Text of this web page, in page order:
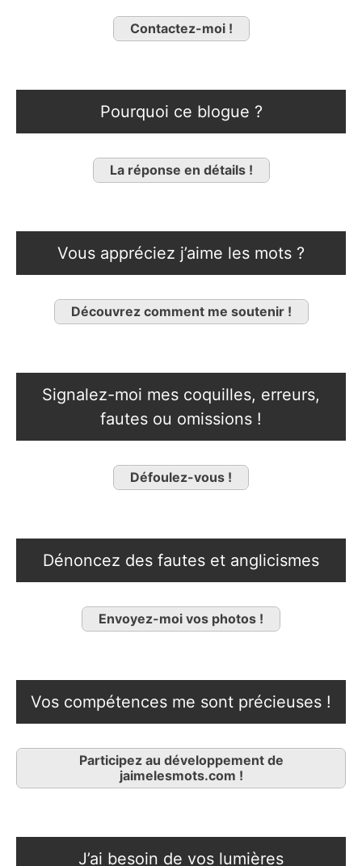
Contactez-moi !
Pourquoi ce blogue ?
La réponse en détails !
Vous appréciez j’aime les mots ?
Découvrez comment me soutenir !
Signalez-moi mes coquilles, erreurs,
fautes ou omissions !
Défoulez-vous !
Dénoncez des fautes et anglicismes
Envoyez-moi vos photos !
Vos compétences me sont précieuses !
Participez au développement de
jaimelesmots.com !
J’ai besoin de vos lumières